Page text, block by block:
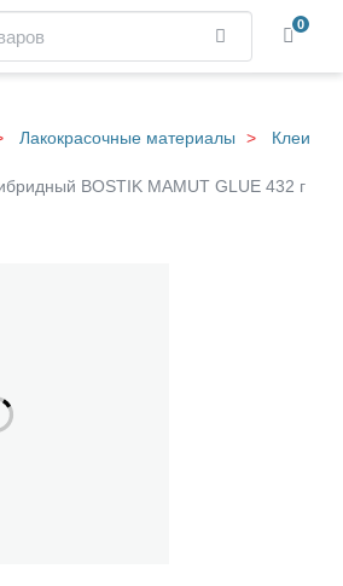
Найти 0
Лакокрасочные материалы
Клеи
BOSTIK MAMUT GLUE 432 г